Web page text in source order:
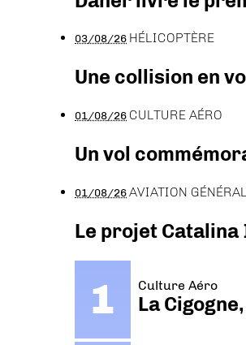
03/08/26 HÉLICOPTÈRE
Une collision en
01/08/26 CULTURE AÉRO
Un vol
01/08/26AVIATION
Le projet
Culture Aéro
La